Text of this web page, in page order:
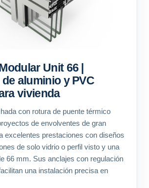
Unit 66 |
aluminio y PVC
vivienda
con rotura de puente térmico
de envolventes de gran
excelentes prestaciones con diseños
de solo vidrio o perfil visto y una
66 mm. Sus anclajes con regulación
una instalación precisa en